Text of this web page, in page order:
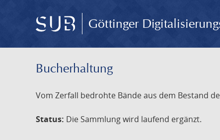
Göttinger
Bucherhaltung
Vom Zerfall bedrohte Bände aus dem Bestand
Status: Die Sammlung wird laufend ergänzt.